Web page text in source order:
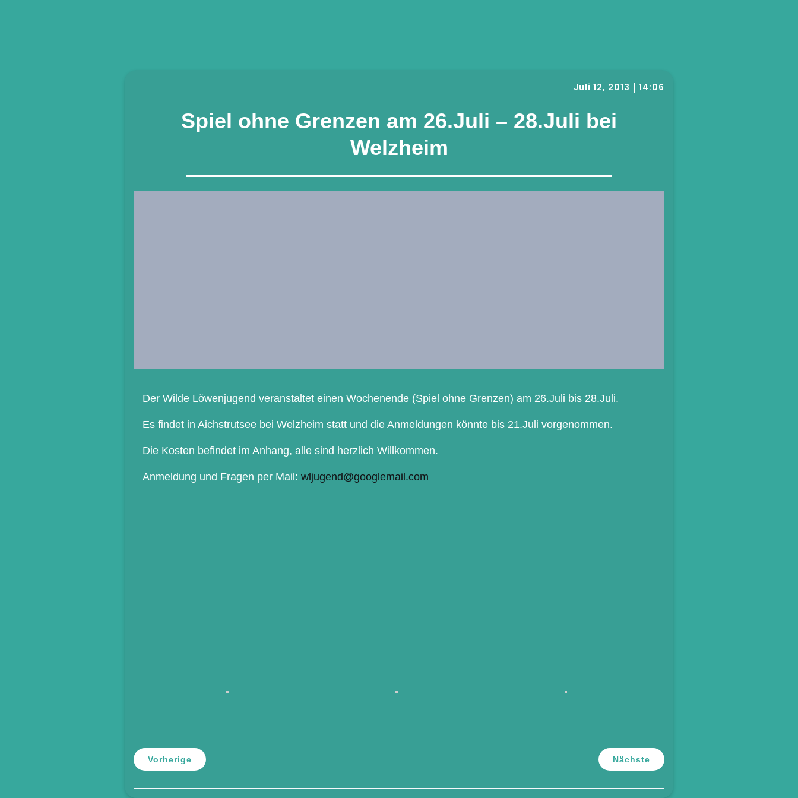
Juli 12, 2013 14:06
Spiel ohne Grenzen am 26.Juli – 28.Juli bei
Welzheim
Der Wilde Löwenjugend veranstaltet einen Wochenende (Spiel ohne Grenzen) am 26.Juli bis 28.Juli.
Es findet in Aichstrutsee bei Welzheim statt und die Anmeldungen könnte bis 21.Juli vorgenommen.
Die Kosten befindet im Anhang, alle sind herzlich Willkommen.
Anmeldung und Fragen per Mail: wljugend@googlemail.com
Vorherige Nächste